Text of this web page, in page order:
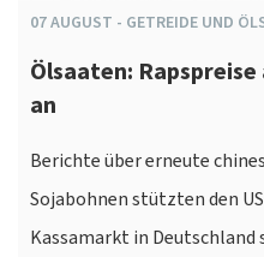
07AUGUST - GETREIDE UND
Ölsaaten:
an
Berichte über erneute
Sojabohnen stützten den
Kassamarkt in